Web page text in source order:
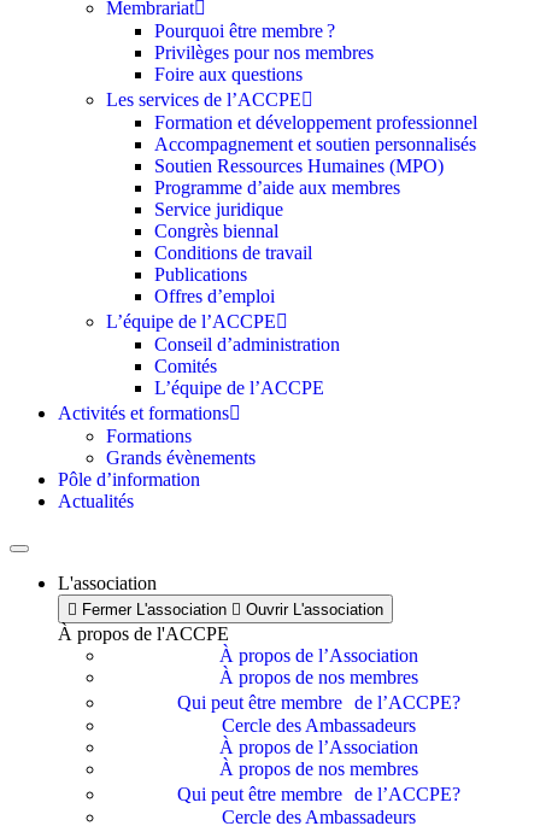
Membrariat
Pourquoi être membre ?​
Privilèges pour nos membres​
Foire aux questions
Les services de l’ACCPE
Formation et développement professionnel
Accompagnement et soutien personnalisés
Soutien Ressources Humaines (MPO)
Programme d’aide aux membres
Service juridique
Congrès biennal
Conditions de travail
Publications
Offres d’emploi
L’équipe de l’ACCPE
Conseil d’administration
Comités
L’équipe de l’ACCPE
Activités et formations
Formations
Grands évènements
Pôle d’information
Actualités
L'association
Fermer L'association Ouvrir L'association
À propos de l'ACCPE
À propos de l’Association
À propos de nos membres
Qui peut être membre de l’ACCPE?
Cercle des Ambassadeurs
À propos de l’Association
À propos de nos membres
Qui peut être membre de l’ACCPE?
Cercle des Ambassadeurs